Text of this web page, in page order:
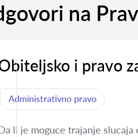
na
i pravo
Administrativno pravo
li je moguce trajanje